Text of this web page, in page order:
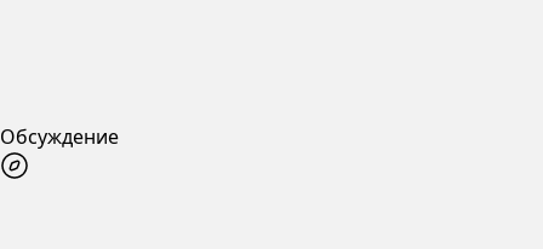
Обсуждение